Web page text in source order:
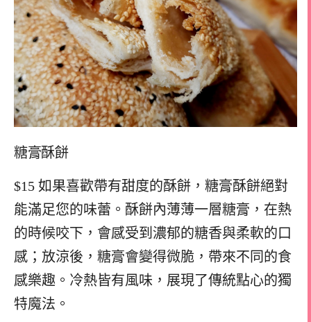
糖膏酥餅
$15 如果喜歡帶有甜度的酥餅，糖膏酥餅絕對
能滿足您的味蕾。酥餅內薄薄一層糖膏，在熱
的時候咬下，會感受到濃郁的糖香與柔軟的口
感；放涼後，糖膏會變得微脆，帶來不同的食
感樂趣。冷熱皆有風味，展現了傳統點心的獨
特魔法。